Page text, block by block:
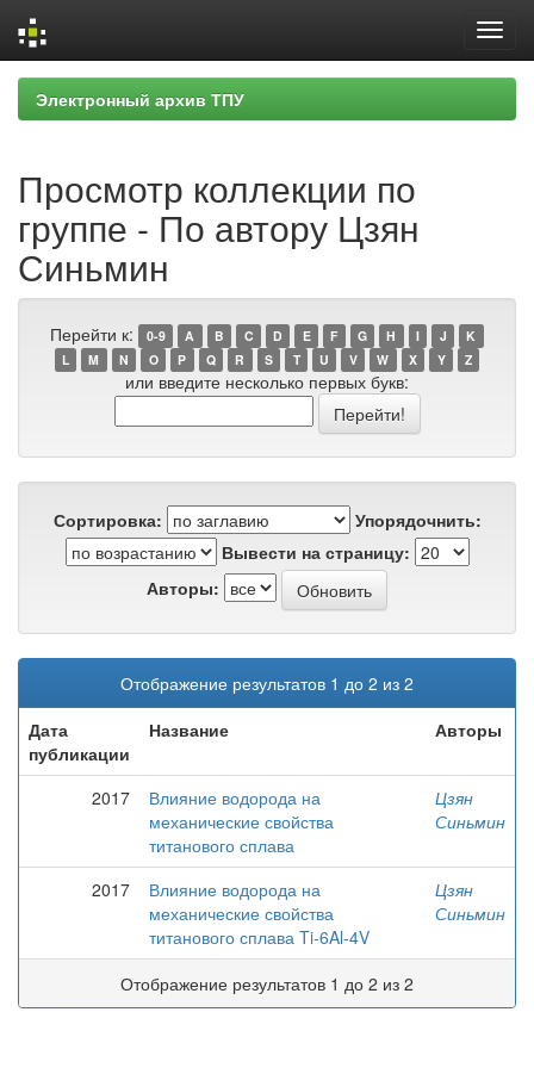
Skip
navigation
Электронный архив ТПУ
Просмотр коллекции по
группе - По автору Цзян
Синьмин
Перейти к: 0-9 A B C D E F G H I J
K
L
M N O P Q R S T U V W X Y Z
или введите несколько первых букв:
Сортировка:
Упорядочнить:
Вывести на страницу:
Авторы:
Отображение результатов 1 до 2 из 2
Дата
публикации
Название Авторы
2017
Влияние водорода на
механические свойства
титанового сплава
Цзян
Синьмин
2017
Влияние водорода на
механические свойства
титанового сплава Ti-6Al-4V
Цзян
Синьмин
Отображение результатов 1 до 2 из 2